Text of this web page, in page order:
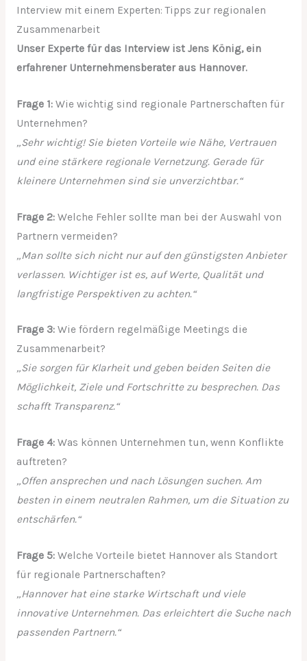
Interview mit einem Experten: Tipps zur regionalen
Zusammenarbeit
Unser Experte für das Interview ist Jens König, ein
erfahrener Unternehmensberater aus Hannover.
Frage 1:Wie wichtig sind regionale Partnerschaften für
Unternehmen?
„Sehr wichtig! Sie bieten Vorteile wie Nähe, Vertrauen
und eine stärkere regionale Vernetzung. Gerade für
kleinere Unternehmen sind sie unverzichtbar.“
Frage 2:Welche Fehler sollte man bei der Auswahl von
Partnern vermeiden?
„Man sollte sich nicht nur auf den günstigsten Anbieter
verlassen. Wichtiger ist es, auf Werte, Qualität und
langfristige Perspektiven zu achten.“
Frage 3:Wie fördern regelmäßige Meetings die
Zusammenarbeit?
„Sie sorgen für Klarheit und geben beiden Seiten die
Möglichkeit, Ziele und Fortschritte zu besprechen. Das
schafft Transparenz.“
Frage 4:Was können Unternehmen tun, wenn Konflikte
auftreten?
„Offen ansprechen und nach Lösungen suchen. Am
besten in einem neutralen Rahmen, um die Situation zu
entschärfen.“
Frage 5:Welche Vorteile bietet Hannover als Standort
für regionale Partnerschaften?
„Hannover hat eine starke Wirtschaft und viele
innovative Unternehmen. Das erleichtert die Suche nach
passenden Partnern.“